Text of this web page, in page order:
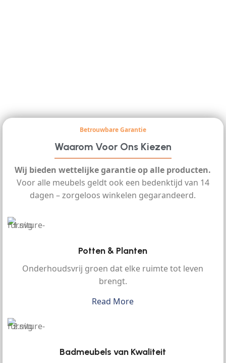
Betrouwbare Garantie
Waarom Voor Ons Kiezen
Wij bieden wettelijke garantie op alle producten.
Voor alle meubels geldt ook een bedenktijd van 14
dagen – zorgeloos winkelen gegarandeerd.
Potten & Planten
Onderhoudsvrij groen dat elke ruimte tot leven
brengt.
Read More
Badmeubels van Kwaliteit